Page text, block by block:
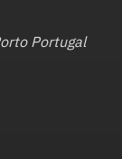
Portugal